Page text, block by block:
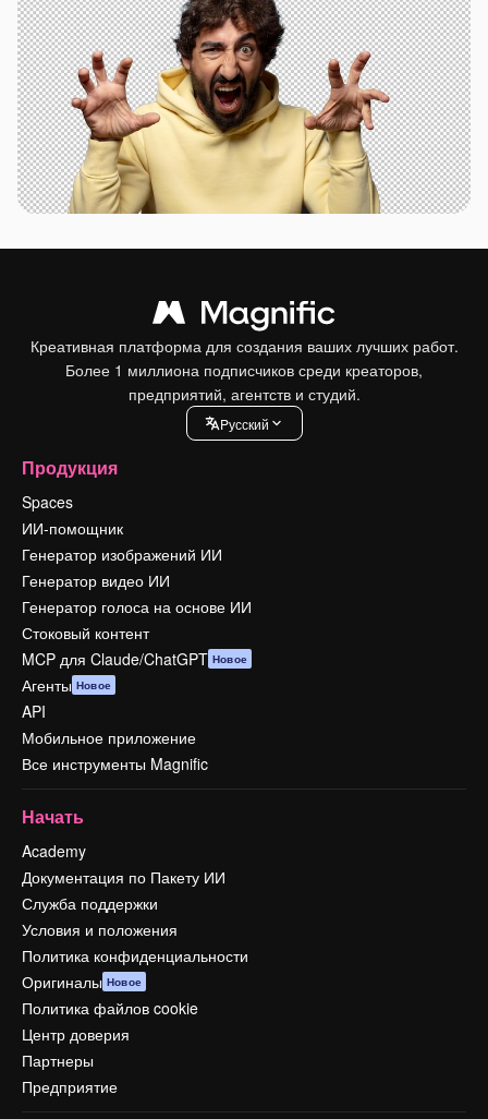
Креативная платформа для создания ваших лучших работ.
Более 1 миллиона подписчиков среди креаторов,
предприятий, агентств и студий.
Pусский
Продукция
Spaces
ИИ-помощник
Генератор изображений ИИ
Генератор видео ИИ
Генератор голоса на основе ИИ
Стоковый контент
MCP для Claude/ChatGPT Новое
Агенты Новое
API
Мобильное приложение
Все инструменты Magnific
Начать
Academy
Документация по Пакету ИИ
Служба поддержки
Условия и положения
Политика конфиденциальности
Оригиналы Новое
Политика файлов cookie
Центр доверия
Партнеры
Предприятие